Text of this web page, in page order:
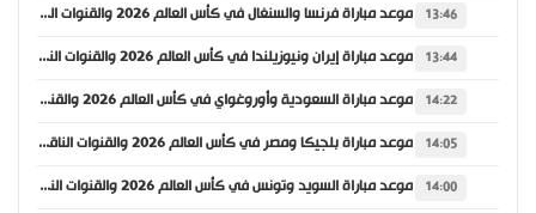
13:46 موعد مباراة فرنسا والسنغال في كأس العالم 2026 والقنوات الناقلة
13:44 موعد مباراة إيران ونيوزيلندا في كأس العالم 2026 والقنوات الناقلة
14:22 موعد مباراة السعودية وأوروغواي في كأس العالم 2026 والقنوات الناقلة
14:05 موعد مباراة بلجيكا ومصر في كأس العالم 2026 والقنوات الناقلة
14:00 موعد مباراة السويد وتونس في كأس العالم 2026 والقنوات الناقلة